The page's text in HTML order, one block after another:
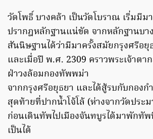
วัดโพธิ์ บางคล้า เป็นวัดโบราณ เริ่มมีม
ปรากฎหลักฐานแน่ขัด จากหลักฐานบา
สันนิษฐานได้ว่ามีมาครั้งสมัยกรุงศรีอ
และเมื่อปี พ.ศ. 2309 คราวพระเจ้าตา
ฝ่าวงล้อมกองทัพพม่า
จากกรุงศรีอยุธยา และได้สู้รบกับกองก
สุดท้ายที่ปากน้ำโจ้โล้ (ห่างจากวัดประ
ก่อนเดินทัพไปเมืองจันทบูรได้มาพักทั
เป็นได้